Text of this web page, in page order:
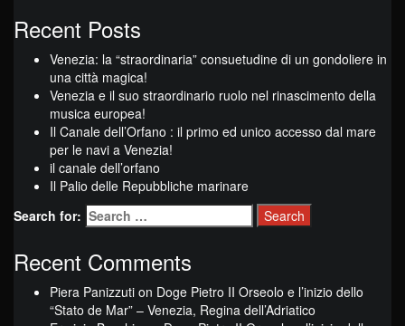
Recent Posts
Venezia: la “straordinaria” consuetudine di un gondoliere in
una città magica!
Venezia e il suo straordinario ruolo nel rinascimento della
musica europea!
Il Canale dell’Orfano : il primo ed unico accesso dal mare
per le navi a Venezia!
il canale dell’orfano
Il Palio delle Repubbliche marinare
Search for:
Recent Comments
Piera Panizzuti on Doge Pietro II Orseolo e l’inizio dello
“Stato de Mar” – Venezia, Regina dell’Adriatico